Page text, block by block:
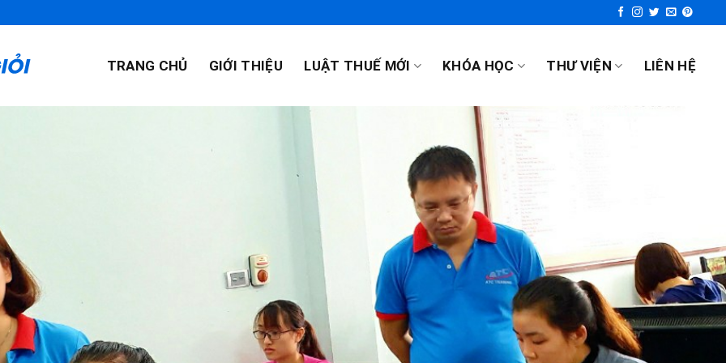
TRANG CHỦ GIỚI THIỆU LUẬT THUẾ MỚI KHÓA HỌC THƯ VIỆN LIÊN HỆ